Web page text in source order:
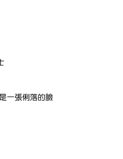
一張俐落的臉